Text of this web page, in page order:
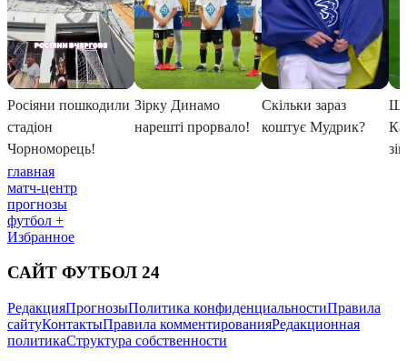
главная
матч-центр
прогнозы
футбол +
Избранное
САЙТ ФУТБОЛ 24
РедакцияПрогнозыПолитика конфиденциальностиПравила
сайтуКонтактыПравила комментированияРедакционная
политикаСтруктура собственности